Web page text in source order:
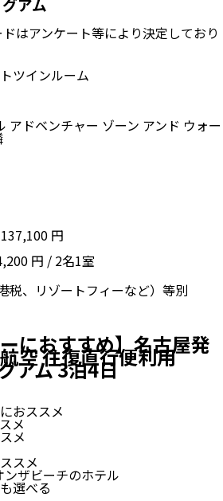
アム
ドはアンケート等により決定しており
ツインルーム
アドベンチャー ゾーン アンド ウォー
137,100 円
円 / 2名1室
税、リゾートフィーなど）等別
におすすめ】名古屋発
空 往復直行便利用
アム 3泊4日
おススメ
メ
メ
スメ
ザビーチのホテル
選べる